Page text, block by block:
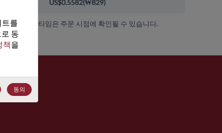
US$0.5582(₩829)
성 및 리드 타임은 주문 시점에 확인될 수 있습니다.
트를
동
책을
동의